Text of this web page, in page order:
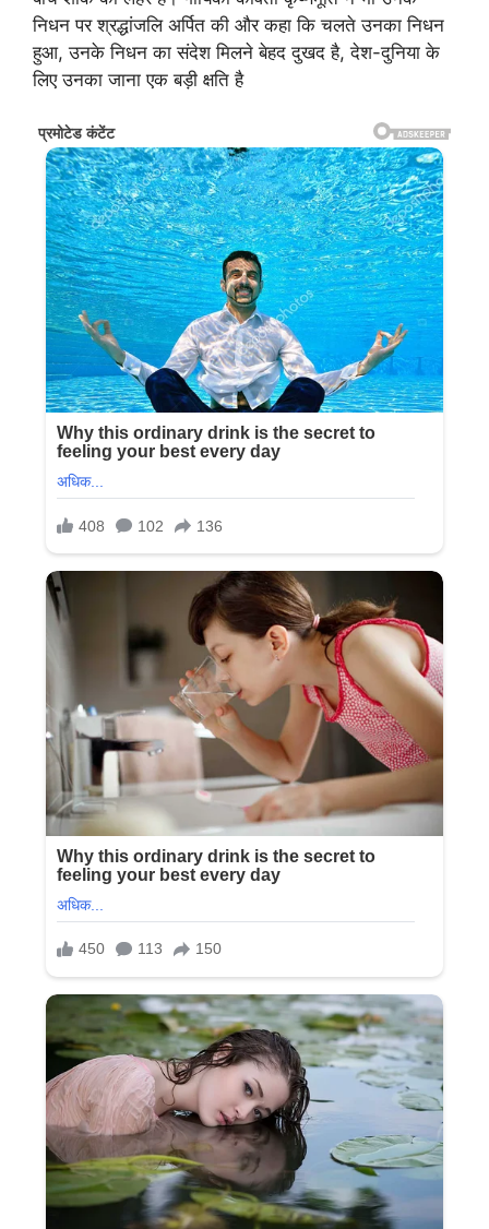
निधन पर श्रद्धांजलि अर्पित की और कहा कि चलते उनका निधन
हुआ, उनके निधन का संदेश मिलने बेहद दुखद है, देश-दुनिया के
लिए उनका जाना एक बड़ी क्षति है